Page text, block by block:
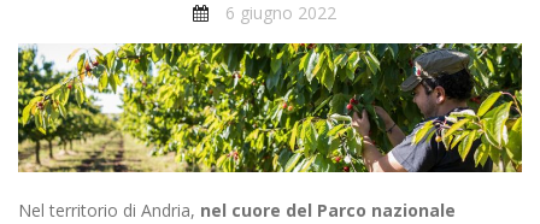
6 giugno 2022
Nel territorio di Andria, nel cuore del Parco nazionale